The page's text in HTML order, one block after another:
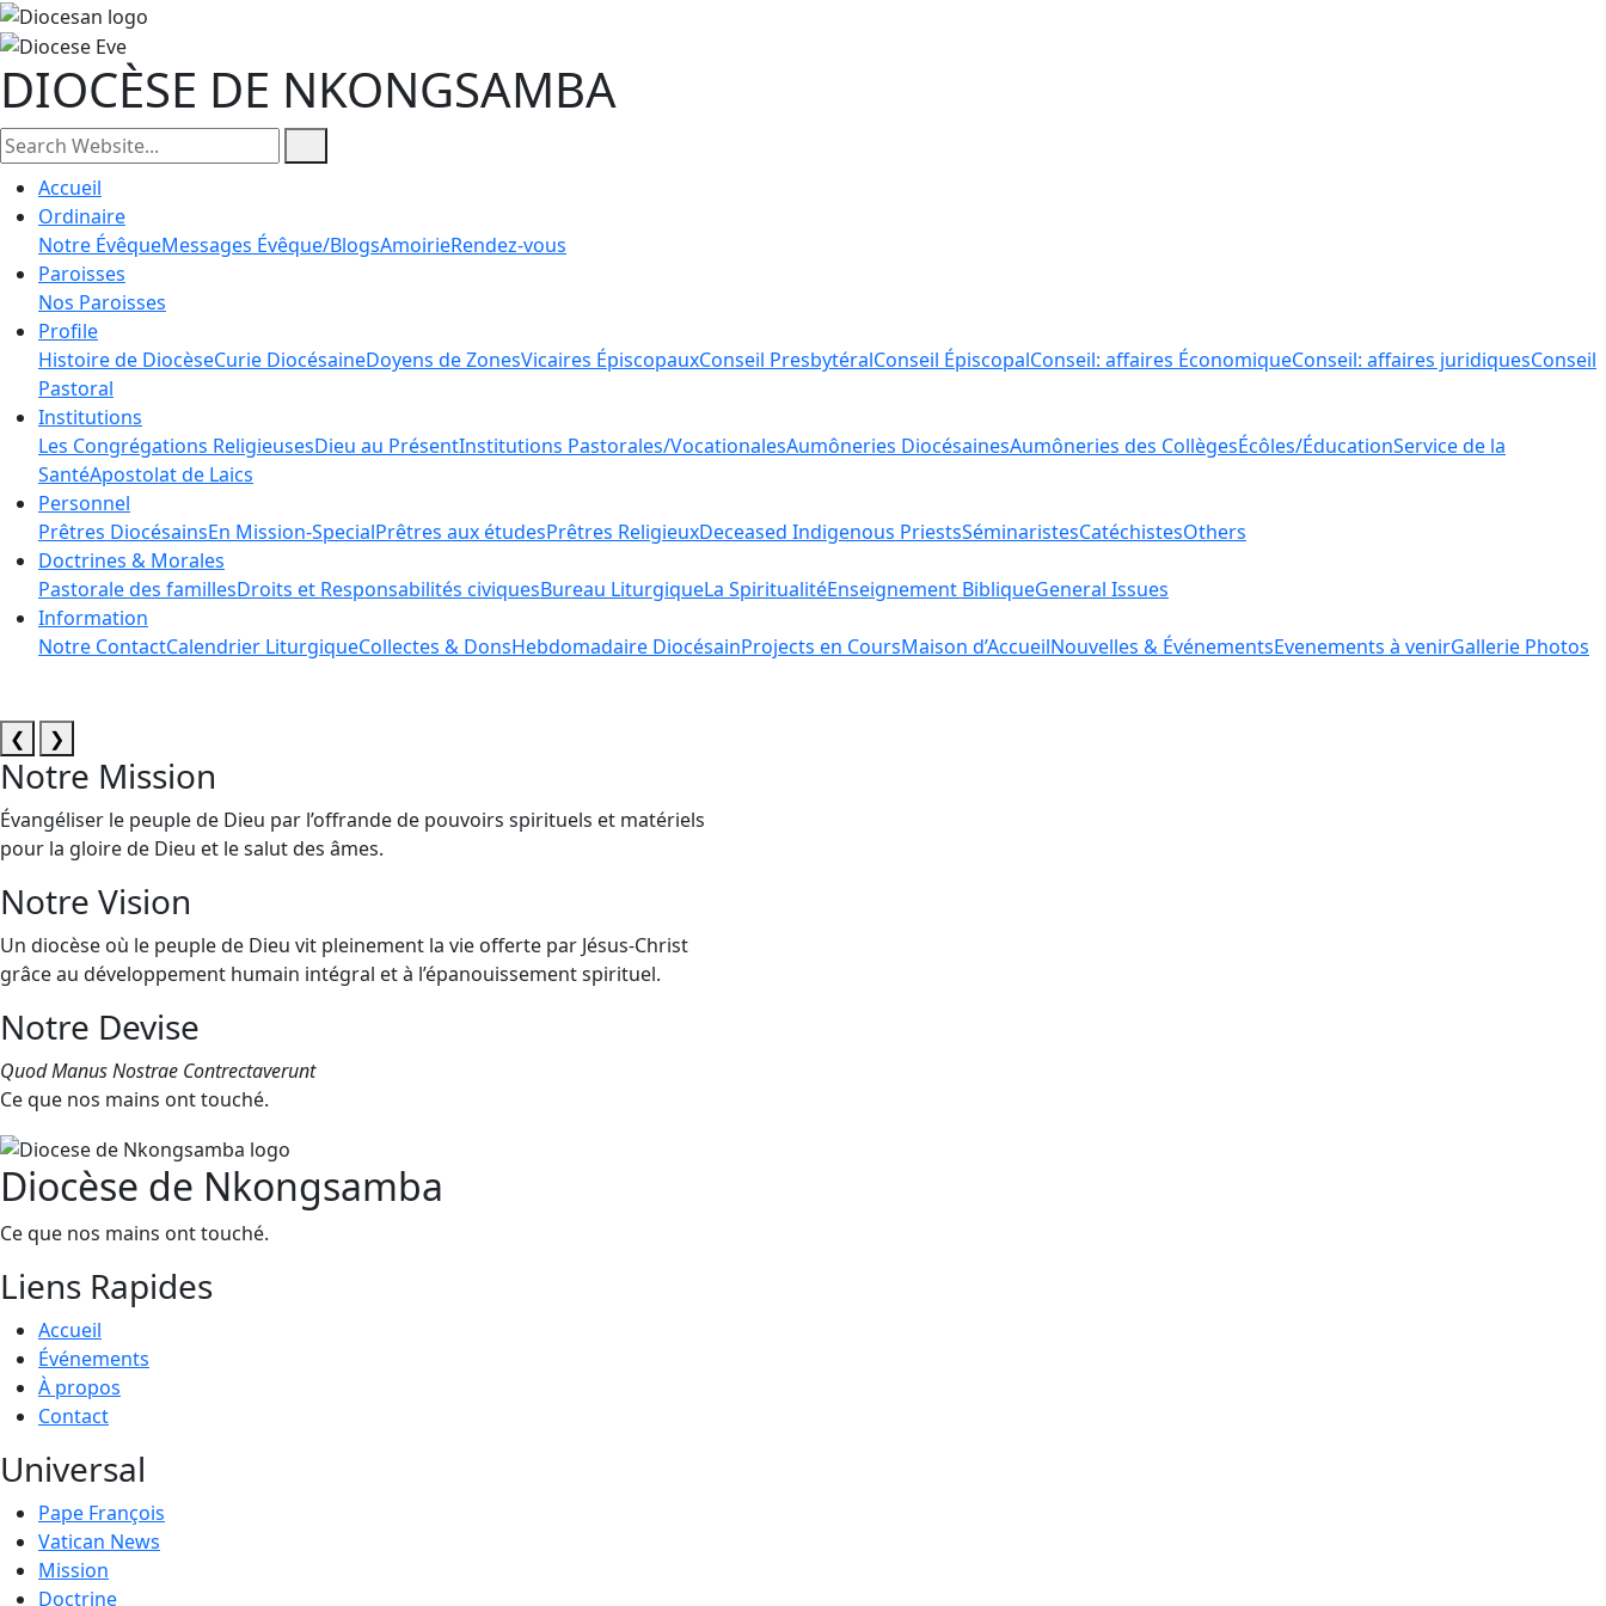
DIOCÈSE DE NKONGSAMBA
Accueil
Ordinaire
Notre ÉvêqueMessages Évêque/BlogsAmoirieRendez-vous
Paroisses
Nos Paroisses
Profile
Histoire de DiocèseCurie DiocésaineDoyens de ZonesVicaires ÉpiscopauxConseil PresbytéralConseil ÉpiscopalConseil: affaires ÉconomiqueConseil: affaires juridiquesConseil
Pastoral
Institutions
Les Congrégations ReligieusesDieu au PrésentInstitutions Pastorales/VocationalesAumôneries DiocésainesAumôneries des CollègesÉcôles/ÉducationService de la
SantéApostolat de Laics
Personnel
Prêtres DiocésainsEn Mission-SpecialPrêtres aux étudesPrêtres ReligieuxDeceased Indigenous PriestsSéminaristesCatéchistesOthers
Doctrines & Morales
Pastorale des famillesDroits et Responsabilités civiquesBureau LiturgiqueLa SpiritualitéEnseignement BibliqueGeneral Issues
Information
Notre ContactCalendrier LiturgiqueCollectes & DonsHebdomadaire DiocésainProjects en CoursMaison d’AccueilNouvelles & ÉvénementsEvenements à venirGallerie Photos
❮ ❯
Notre Mission
Évangéliser le peuple de Dieu par l’offrande de pouvoirs spirituels et matériels
pour la gloire de Dieu et le salut des âmes.
Notre Vision
Un diocèse où le peuple de Dieu vit pleinement la vie offerte par Jésus-Christ
grâce au développement humain intégral et à l’épanouissement spirituel.
Notre Devise
Quod Manus Nostrae Contrectaverunt
Ce que nos mains ont touché.
Diocèse de Nkongsamba
Ce que nos mains ont touché.
Liens Rapides
Accueil
Événements
À propos
Contact
Universal
Pape François
Vatican News
Mission
Doctrine